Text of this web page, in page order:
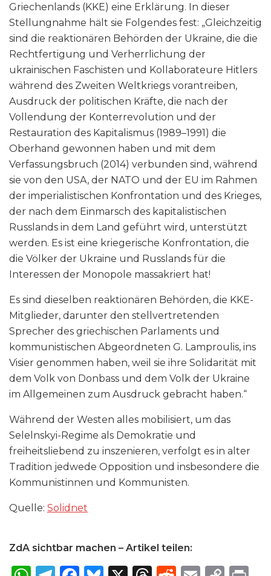
Griechenlands (KKE) eine Erklärung. In dieser
Stellungnahme hält sie Folgendes fest: „Gleichzeitig
sind die reaktionären Behörden der Ukraine, die die
Rechtfertigung und Verherrlichung der
ukrainischen Faschisten und Kollaborateure Hitlers
während des Zweiten Weltkriegs vorantreiben,
Ausdruck der politischen Kräfte, die nach der
Vollendung der Konterrevolution und der
Restauration des Kapitalismus (1989–1991) die
Oberhand gewonnen haben und mit dem
Verfassungsbruch (2014) verbunden sind, während
sie von den USA, der NATO und der EU im Rahmen
der imperialistischen Konfrontation und des Krieges,
der nach dem Einmarsch des kapitalistischen
Russlands in dem Land geführt wird, unterstützt
werden. Es ist eine kriegerische Konfrontation, die
die Völker der Ukraine und Russlands für die
Interessen der Monopole massakriert hat!
Es sind dieselben reaktionären Behörden, die KKE-
Mitglieder, darunter den stellvertretenden
Sprecher des griechischen Parlaments und
kommunistischen Abgeordneten G. Lamproulis, ins
Visier genommen haben, weil sie ihre Solidarität mit
dem Volk von Donbass und dem Volk der Ukraine
im Allgemeinen zum Ausdruck gebracht haben.“
Während der Westen alles mobilisiert, um das
Selelnskyi-Regime als Demokratie und
freiheitsliebend zu inszenieren, verfolgt es in alter
Tradition jedwede Opposition und insbesondere die
Kommunistinnen und Kommunisten.
Quelle: Solidnet
ZdA sichtbar machen – Artikel teilen: